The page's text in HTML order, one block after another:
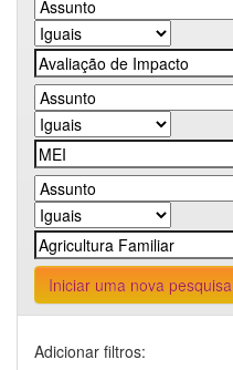
Iniciar uma nova pesquisa
Adicionar filtros: